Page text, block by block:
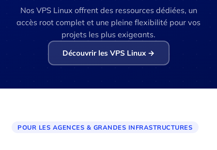
Nos VPS Linux offrent des ressources dédiées, un
accès root complet et une pleine flexibilité pour vos
projets les plus exigeants.
Découvrir les VPS Linux →
POUR LES AGENCES & GRANDES INFRASTRUCTURES